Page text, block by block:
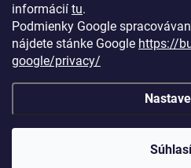
informácií tu.
Podmienky Google
nájdete stánke Google https://
google/privacy/
Vložením e-mailu súhlasíte s
údajov
Prihlásiť sa
Eshop plný